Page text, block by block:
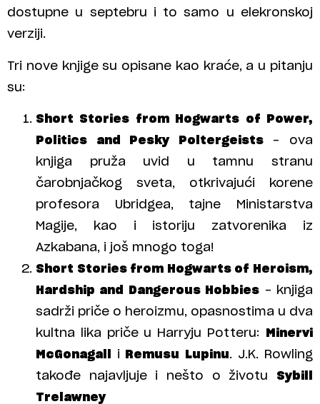
dostupne u septebru i to samo u elekronskoj
verziji.
Tri nove knjige su opisane kao kraće, a u pitanju
su:
Short Stories from Hogwarts of Power,
Politics and Pesky Poltergeists– ova
knjiga pruža uvid u tamnu stranu
čarobnjačkog sveta, otkrivajući korene
profesora Ubridgea, tajne Ministarstva
Magije, kao i istoriju zatvorenika iz
Azkabana, i još mnogo toga!
Short Stories from Hogwarts of Heroism,
Hardship and Dangerous Hobbies – knjiga
sadrži priče o heroizmu, opasnostima u dva
kultna lika priče u Harryju Potteru:
Minervi
McGonagall
i Remusu Lupinu. J.K. Rowling
takođe najavljuje i nešto o životu Sybill
Trelawney